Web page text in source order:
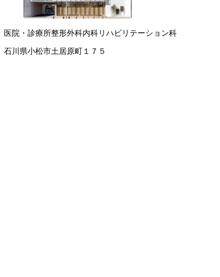
医院・診療所整形外科内科リハビリテーション科
石川県小松市土居原町１７５